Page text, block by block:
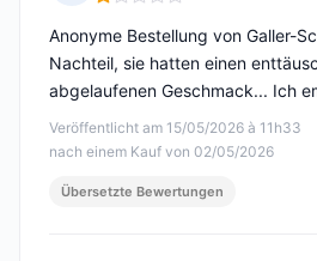
Hinweis: 1 von 5
Veröffentlicht am 15/05/2026 à 11h33
nach einem Kauf von 02/05/2026
Anonyme Bestellung von Galler-
Nachteil, sie hatten einen
abgelaufenen Geschmack... Ich
Übersetzte Bewertungen